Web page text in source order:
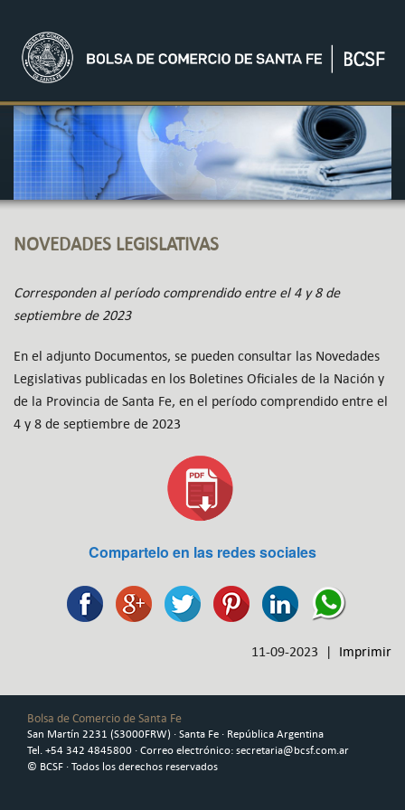
NOVEDADES LEGISLATIVAS
Corresponden al período comprendido entre el 4 y 8 de
septiembre de 2023
En el adjunto Documentos, se pueden consultar las Novedades
Legislativas publicadas en los Boletines Oficiales de la Nación y
de la Provincia de Santa Fe, en el período comprendido entre el
4 y 8 de septiembre de 2023
Compartelo en las redes sociales
11-09-2023 | Imprimir
Bolsa de Comercio de Santa Fe
San Martín 2231 (S3000FRW) · Santa Fe · República Argentina
Tel. +54 342 4845800 · Correo electrónico: secretaria@bcsf.com.ar
© BCSF · Todos los derechos reservados